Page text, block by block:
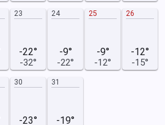
23
-22°
-32°
24
-9°
-22°
25
-9°
-12°
26
-12°
-15°
30
-23°
31
-19°